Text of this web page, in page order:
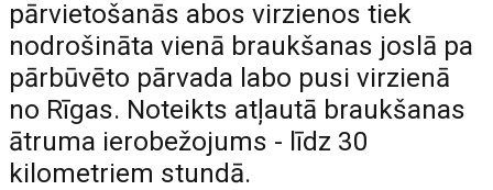
pārvietošanās abos virzienos tiek
nodrošināta vienā braukšanas joslā pa
pārbūvēto pārvada labo pusi virzienā
no Rīgas. Noteikts atļautā braukšanas
ātruma ierobežojums - līdz 30
kilometriem stundā.